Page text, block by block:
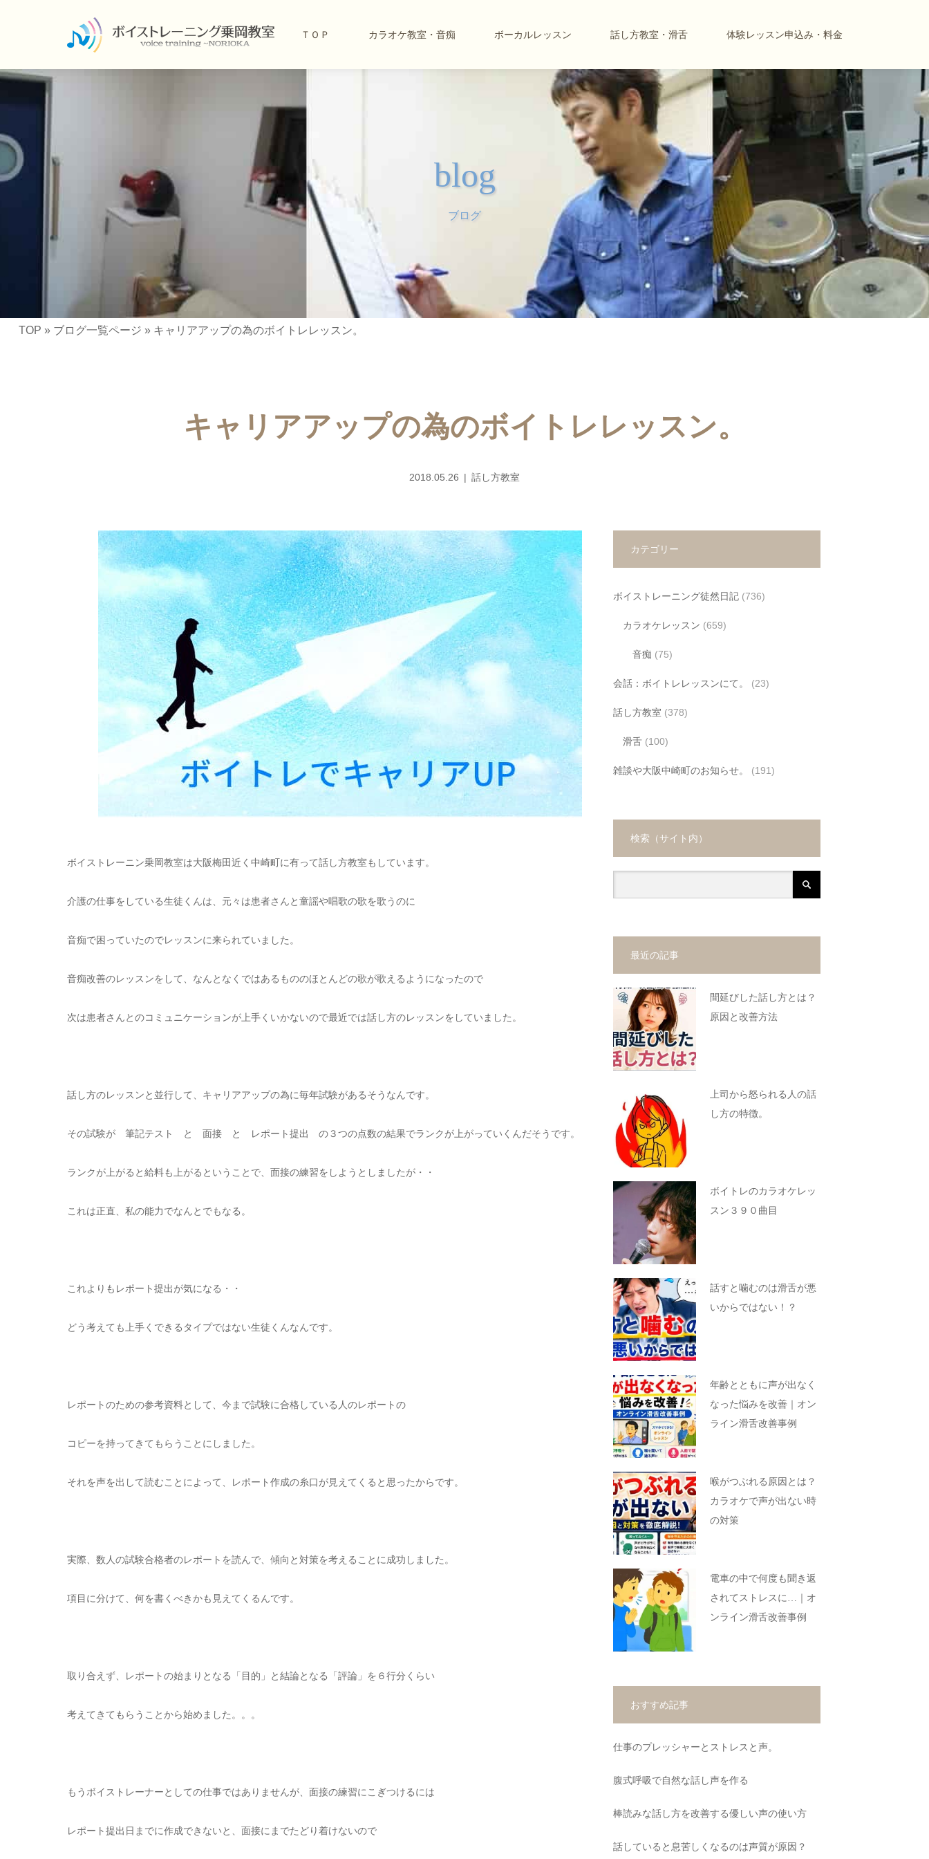
ＴＯＰ カラオケ教室・音痴 ボーカルレッスン 話し方教室・滑舌 体験レッスン申込み・料金
blog
ブログ
TOP » ブログ一覧ページ » キャリアアップの為のボイトレレッスン。
キャリアアップの為のボイトレレッスン。
2018.05.26 話し方教室
ボイストレーニン乗岡教室は大阪梅田近く中崎町に有って話し方教室もしています。
介護の仕事をしている生徒くんは、元々は患者さんと童謡や唱歌の歌を歌うのに
音痴で困っていたのでレッスンに来られていました。
音痴改善のレッスンをして、なんとなくではあるもののほとんどの歌が歌えるようになったので
次は患者さんとのコミュニケーションが上手くいかないので最近では話し方のレッスンをしていました。
話し方のレッスンと並行して、キャリアアップの為に毎年試験があるそうなんです。
その試験が 筆記テスト と 面接 と レポート提出 の３つの点数の結果でランクが上がっていくんだそうです。
ランクが上がると給料も上がるということで、面接の練習をしようとしましたが・・
これは正直、私の能力でなんとでもなる。
これよりもレポート提出が気になる・・
どう考えても上手くできるタイプではない生徒くんなんです。
レポートのための参考資料として、今まで試験に合格している人のレポートの
コピーを持ってきてもらうことにしました。
それを声を出して読むことによって、レポート作成の糸口が見えてくると思ったからです。
実際、数人の試験合格者のレポートを読んで、傾向と対策を考えることに成功しました。
項目に分けて、何を書くべきかも見えてくるんです。
取り合えず、レポートの始まりとなる「目的」と結論となる「評論」を６行分くらい
考えてきてもらうことから始めました。。。
もうボイストレーナーとしての仕事ではありませんが、面接の練習にこぎつけるには
レポート提出日までに作成できないと、面接にまでたどり着けないので
カテゴリー
ボイストレーニング徒然日記(736)
カラオケレッスン (659)
音痴 (75)
会話：ボイトレレッスンにて。 (23)
話し方教室 (378)
滑舌(100)
雑談や大阪中崎町のお知らせ。 (191)
検索（サイト内）
最近の記事
間延びした話し方とは？
原因と改善方法
上司から怒られる人の話
し方の特徴。
ボイトレのカラオケレッ
スン３９０曲目
話すと噛むのは滑舌が悪
いからではない！？
年齢とともに声が出なく
なった悩みを改善｜オン
ライン滑舌改善事例
喉がつぶれる原因とは？
カラオケで声が出ない時
の対策
電車の中で何度も聞き返
されてストレスに…｜オ
ンライン滑舌改善事例
おすすめ記事
仕事のプレッシャーとストレスと声。
腹式呼吸で自然な話し声を作る
棒読みな話し方を改善する優しい声の使い方
話していると息苦しくなるのは声質が原因？